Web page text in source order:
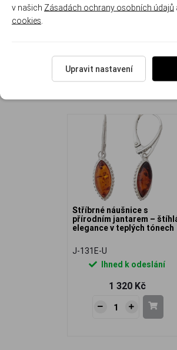
NAPOSLEDY
Stříbrné náušnice s
přírodním jantarem –
elegance v teplých tónech
J-131E-U
Ihned k odeslání
1 320 Kč
v našich Zásadách ochrany osobních údajů
cookies
Upravit nastavení